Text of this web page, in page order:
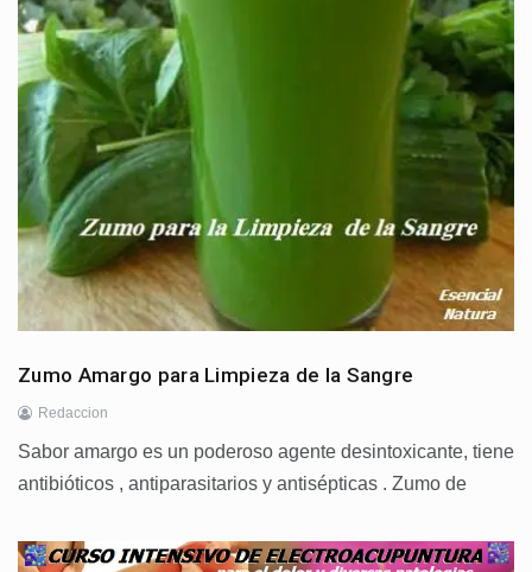
Zumo Amargo para Limpieza de la Sangre
Redaccion
Sabor amargo es un poderoso agente desintoxicante, tiene
antibióticos , antiparasitarios y antisépticas . Zumo de